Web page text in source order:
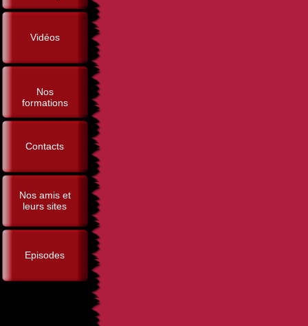
Vidéos
Nos
formations
Contacts
Nos amis et
leurs sites
Episodes